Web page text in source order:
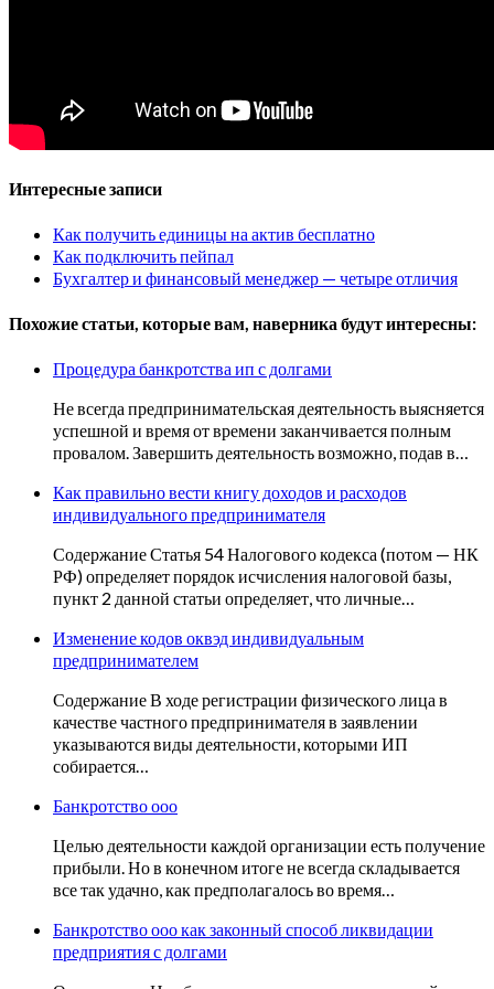
Интересные записи
Как получить единицы на актив бесплатно
Как подключить пейпал
Бухгалтер и финансовый менеджер — четыре отличия
Похожие статьи, которые вам, наверника будут интересны:
Процедура банкротства ип с долгами
Не всегда предпринимательская деятельность выясняется
успешной и время от времени заканчивается полным
провалом. Завершить деятельность возможно, подав в…
Как правильно вести книгу доходов и расходов
индивидуального предпринимателя
Содержание Статья 54 Налогового кодекса (потом — НК
РФ) определяет порядок исчисления налоговой базы,
пункт 2 данной статьи определяет, что личные…
Изменение кодов оквэд индивидуальным
предпринимателем
Содержание В ходе регистрации физического лица в
качестве частного предпринимателя в заявлении
указываются виды деятельности, которыми ИП
собирается…
Банкротство ооо
Целью деятельности каждой организации есть получение
прибыли. Но в конечном итоге не всегда складывается
все так удачно, как предполагалось во время…
Банкротство ооо как законный способ ликвидации
предприятия с долгами